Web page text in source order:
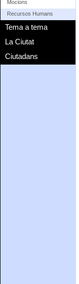
Mocions
Recursos Humans
Tema a tema
La Ciutat
Ciutadans